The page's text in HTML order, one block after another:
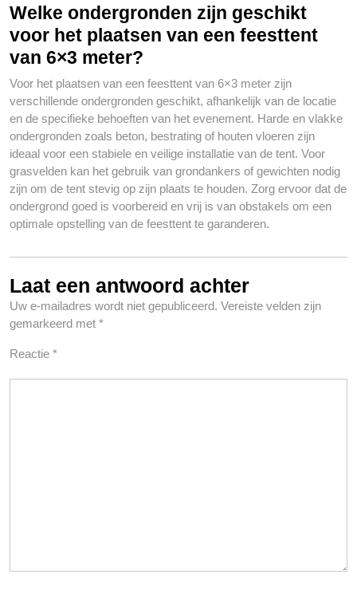
Welke ondergronden zijn geschikt
voor het plaatsen van een feesttent
van 6×3 meter?
Voor het plaatsen van een feesttent van 6×3 meter zijn
verschillende ondergronden geschikt, afhankelijk van de locatie
en de specifieke behoeften van het evenement. Harde en vlakke
ondergronden zoals beton, bestrating of houten vloeren zijn
ideaal voor een stabiele en veilige installatie van de tent. Voor
grasvelden kan het gebruik van grondankers of gewichten nodig
zijn om de tent stevig op zijn plaats te houden. Zorg ervoor dat de
ondergrond goed is voorbereid en vrij is van obstakels om een ​​
optimale opstelling van de feesttent te garanderen.
Laat een antwoord achter
Uw e-mailadres wordt niet gepubliceerd. Vereiste velden zijn
gemarkeerd met *
Reactie *